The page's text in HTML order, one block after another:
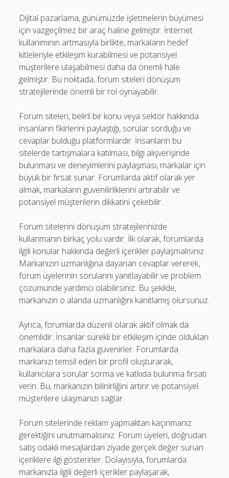
Dijital pazarlama, günümüzde işletmelerin büyümesi
için vazgeçilmez bir araç haline gelmiştir. İnternet
kullanımının artmasıyla birlikte, markaların hedef
kitleleriyle etkileşim kurabilmesi ve potansiyel
müşterilere ulaşabilmesi daha da önemli hale
gelmiştir. Bu noktada, forum siteleri dönüşüm
stratejilerinde önemli bir rol oynayabilir.
Forum siteleri, belirli bir konu veya sektör hakkında
insanların fikirlerini paylaştığı, sorular sorduğu ve
cevaplar bulduğu platformlardır. İnsanların bu
sitelerde tartışmalara katılması, bilgi alışverişinde
bulunması ve deneyimlerini paylaşması, markalar için
büyük bir fırsat sunar. Forumlarda aktif olarak yer
almak, markaların güvenilirliklerini artırabilir ve
potansiyel müşterilerin dikkatini çekebilir.
Forum sitelerini dönüşüm stratejilerinizde
kullanmanın birkaç yolu vardır. İlk olarak, forumlarda
ilgili konular hakkında değerli içerikler paylaşmalısınız.
Markanızın uzmanlığına dayanan cevaplar vererek,
forum üyelerinin sorularını yanıtlayabilir ve problem
çözümünde yardımcı olabilirsiniz. Bu şekilde,
markanızın o alanda uzmanlığını kanıtlamış olursunuz.
Ayrıca, forumlarda düzenli olarak aktif olmak da
önemlidir. İnsanlar sürekli bir etkileşim içinde oldukları
markalara daha fazla güvenirler. Forumlarda
markanızı temsil eden bir profil oluşturarak,
kullanıcılara sorular sorma ve katkıda bulunma fırsatı
verin. Bu, markanızın bilinirliğini artırır ve potansiyel
müşterilere ulaşmanızı sağlar.
Forum sitelerinde reklam yapmaktan kaçınmanız
gerektiğini unutmamalısınız. Forum üyeleri, doğrudan
satış odaklı mesajlardan ziyade gerçek değer sunan
içeriklere ilgi gösterirler. Dolayısıyla, forumlarda
markanızla ilgili değerli içerikler paylaşarak,